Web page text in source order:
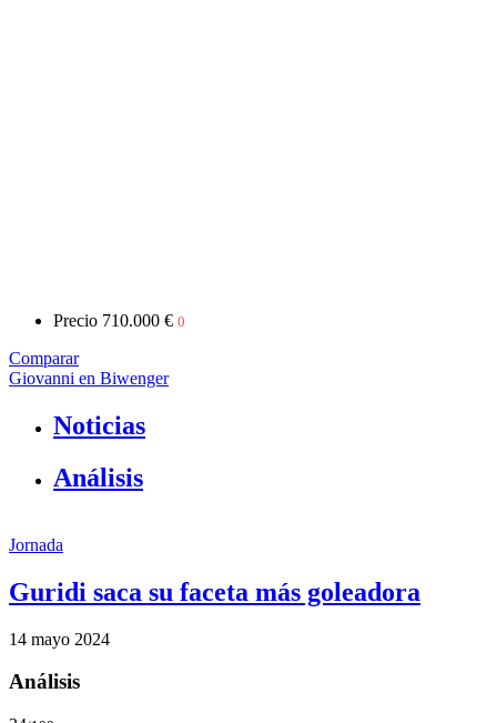
Precio 710.000 € 0
Comparar
Giovanni en Biwenger
Noticias
Análisis
Jornada
Guridi saca su faceta más goleadora
14 mayo 2024
Análisis